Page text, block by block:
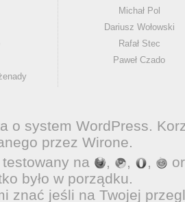
Michał Pol
Dariusz Wołowski
Rafał Stec
Paweł Czado
o system WordPress.
przez Wirone.
testowany na
, , ,
było w porządku.
znać jeśli na Twojej